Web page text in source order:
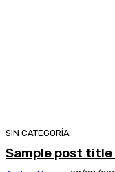
SIN CATEGORÍA
Sample post title